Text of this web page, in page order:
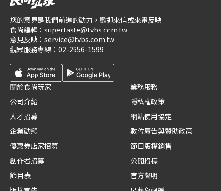
您的意見是我們前進的動力，歡迎來信或來電反映
食尚編輯： supertaste@tvbs.com.tw
意見反映： service@tvbs.com.tw
觀眾服務專線： 02-2656-1599
關於食尚玩家
公司介紹
人才招募
企業動態
優惠券店家招募
創作者招募
節目表
業務服務
隱私權政策
網站使用協定
數位廣告與贊助政策
節目版權銷售
公開招標
官方聲明